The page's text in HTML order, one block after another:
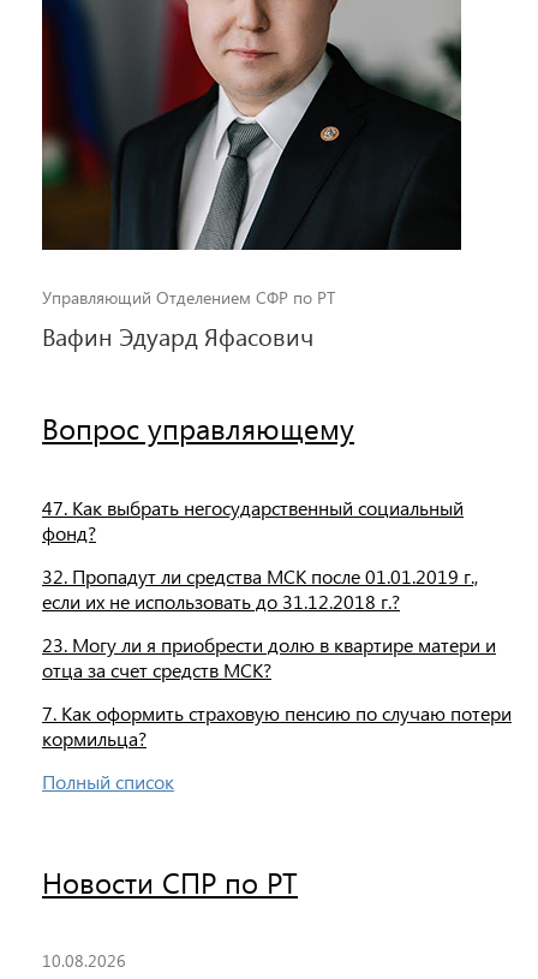
Управляющий Отделением СФР по РТ
Вафин Эдуард Яфасович
Вопрос управляющему
47. Как выбрать негосударственный социальный
фонд?
32. Пропадут ли средства МСК после 01.01.2019 г.,
если их не использовать до 31.12.2018 г.?
23. Могу ли я приобрести долю в квартире матери и
отца за счет средств МСК?
7. Как оформить страховую пенсию по случаю потери
кормильца?
Полный список
Новости СПР по РТ
10.08.2026